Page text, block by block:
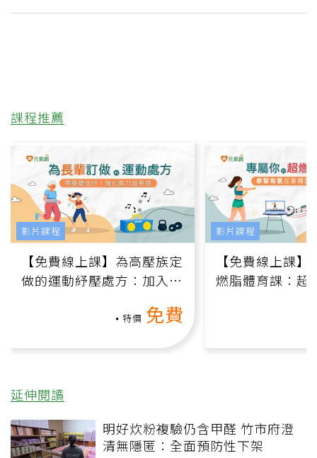
課程推薦
【免費線上課】為高壓族定
做的運動紓壓處方：加入行
特價 免費
影片課程
【免費線上課
燃脂體育課：超
影片課程
延伸閱讀
明好炊粉複驗仍含甲醛 竹市府澄
清無隱匿：全面預防性下架